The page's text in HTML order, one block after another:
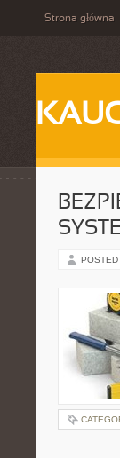
Strona główna
POSTED